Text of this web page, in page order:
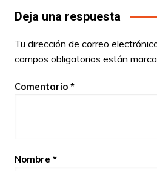
Deja una respuesta
Tu dirección de correo
campos obligatorios están
Comentario *
Nombre *